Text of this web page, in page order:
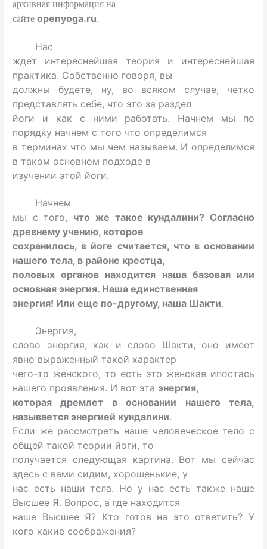
архивная информация на
сайтеopenyoga.ru.
Нас
ждет интереснейшая теория и интереснейшая
практика. Собственно говоря, вы
должны будете, ну, во всяком случае, четко
представлять себе, что это за раздел
йоги и как с ними работать. Начнем мы по
порядку начнем с того что определимся
в терминах что мы чем называем. И определимся
в таком основном подходе в
изучении этой йоги.
Начнем
мы с того, что же такое кундалини? Согласно
древнему учению, которое
сохранилось, в йоге считается, что в основании
нашего тела, в районе крестца,
половых органов находится наша базовая или
основная энергия. Наша единственная
энергия! Или еще по-другому, наша Шакти.
Энергия,
слово энергия, как и слово Шакти, оно имеет
явно выраженный такой характер
чего-то женского, то есть это женская ипостась
нашего проявления. И вот этаэнергия,
которая дремлет в основании нашего тела,
называется энергией кундалини.
Если же рассмотреть наше человеческое тело с
общей такой теории йоги, то
получается следующая картина. Вот мы сейчас
здесь с вами сидим, хорошенькие, у
нас есть наши тела. Но у нас есть также наше
Высшее Я. Вопрос, а где находится
наше Высшее Я? Кто готов на это ответить? У
кого какие соображения?